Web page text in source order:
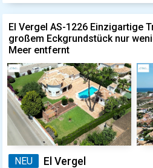
El Vergel AS-1226 Einzigartige
großem Eckgrundstück nur
Meer entfernt
NEU El Vergel